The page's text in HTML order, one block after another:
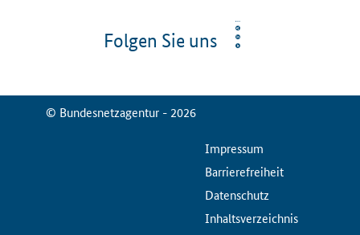
Folgen Sie uns
© Bundesnetzagentur - 2026
ServiceMenuImpressum
Barrierefreiheit
Datenschutz
Inhaltsverzeichnis